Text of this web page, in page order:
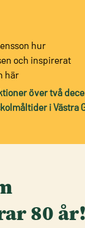
hur
och inspirerat
här
över två
i Västra
80 år!